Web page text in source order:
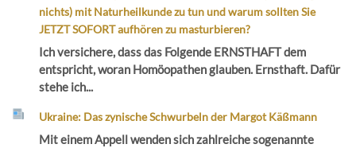
nichts) mit Naturheilkunde zu tun und warum sollten Sie
JETZT SOFORT aufhören zu masturbieren?
Ich versichere, dass das Folgende ERNSTHAFT dem
entspricht, woran Homöopathen glauben. Ernsthaft. Dafür
stehe ich...
Ukraine: Das zynische Schwurbeln der Margot Käßmann
Mit einem Appell wenden sich zahlreiche sogenannte